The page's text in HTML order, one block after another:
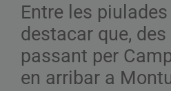
Entre les
destacar que,
passant per
en arribar a